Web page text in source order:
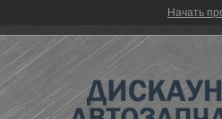
Начать